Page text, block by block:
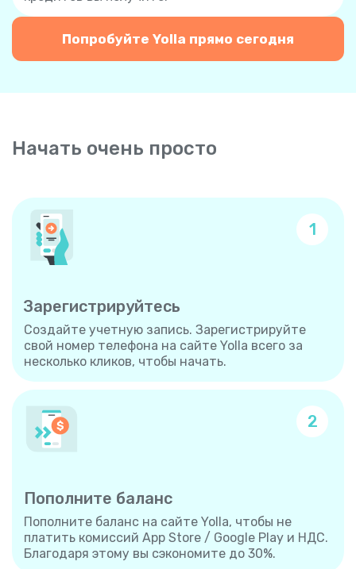
Попробуйте Yolla прямо сегодня
Начать очень просто
1
Зарегистрируйтесь
Создайте учетную запись. Зарегистрируйте
свой номер телефона на сайте Yolla всего за
несколько кликов, чтобы начать.
2
Пополните баланс
Пополните баланс на сайте Yolla, чтобы не
платить комиссий App Store / Google Play и НДС.
Благодаря этому вы сэкономите до 30%.